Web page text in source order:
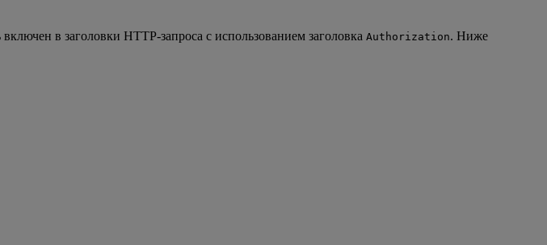
в заголовки HTTP-запроса с использованием заголовка Authorization. Ниже